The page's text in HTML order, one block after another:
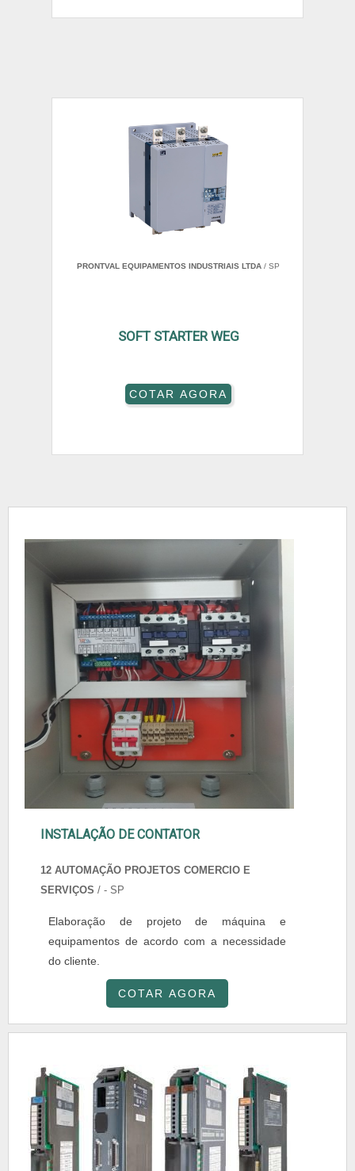
PRONTVAL EQUIPAMENTOS INDUSTRIAIS LTDA / SP
SOFT STARTER WEG
COTAR AGORA
INSTALAÇÃO DE CONTATOR
12 AUTOMAÇÃO PROJETOS COMERCIO E
SERVIÇOS / - SP
Elaboração de projeto de máquina e
equipamentos de acordo com a necessidade
do cliente.
COTAR AGORA